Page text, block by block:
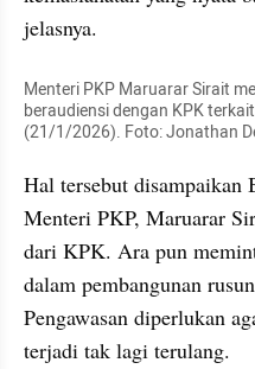
jelasnya.
Menteri PKP Maruarar Sirait
beraudiensi dengan KPK
(21/1/2026). Foto: Jonathan
Hal tersebut disampaikan
Menteri PKP, Maruarar
dari KPK. Ara pun
dalam pembangunan
Pengawasan diperlukan
terjadi tak lagi terulang.